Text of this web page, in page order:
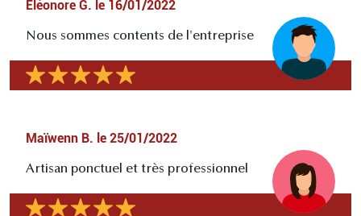
Eléonore G. le 16/01/2022
Nous sommes contents de l'entreprise
Maïwenn B. le 25/01/2022
Artisan ponctuel et très professionnel